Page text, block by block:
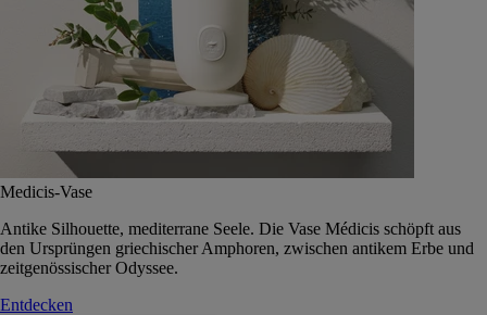
Medicis-Vase
Antike Silhouette, mediterrane Seele. Die Vase Médicis schöpft aus
den Ursprüngen griechischer Amphoren, zwischen antikem Erbe und
zeitgenössischer Odyssee.
Entdecken